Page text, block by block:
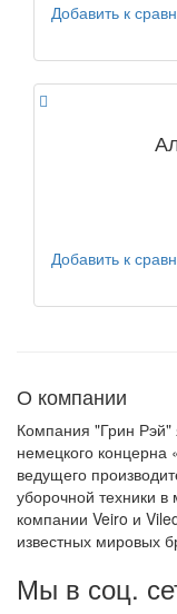
Добавить к
Добавить к
О компании
Компания "Грин
немецкого концерна
ведущего
уборочной техники
компании Veiro и
известных мировых
Мы в соц.